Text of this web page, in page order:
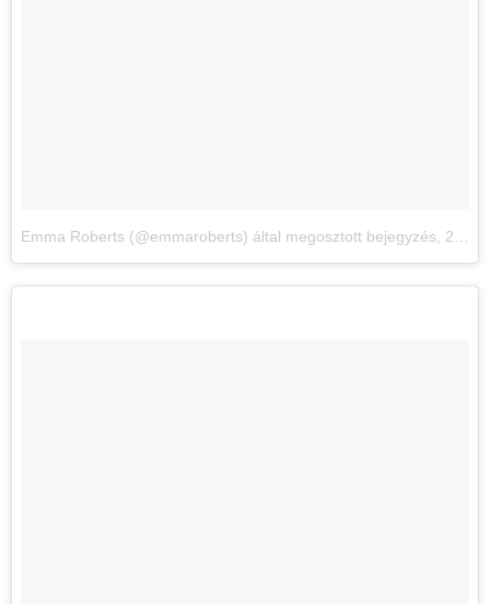
Emma Roberts (@emmaroberts) által megosztott bejegyzés, 2017. Máj 27., 13:51 PDT